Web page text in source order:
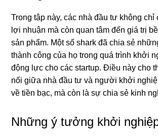
Trong tập này, các nhà đầu tư không chỉ
lợi nhuận mà còn quan tâm đến giá trị
sản phẩm. Một số shark đã chia sẻ
thành công của họ trong quá trình khởi
động lực cho các startup. Điều này cho
nối giữa nhà đầu tư và người khởi
về tiền bạc, mà còn là sự chia sẻ kinh
Những ý tưởng khởi